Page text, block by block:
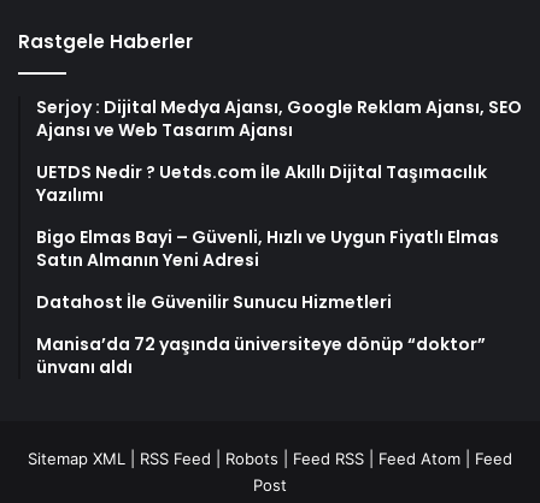
Rastgele Haberler
Serjoy : Dijital Medya Ajansı, Google Reklam Ajansı, SEO
Ajansı ve Web Tasarım Ajansı
UETDS Nedir ? Uetds.com İle Akıllı Dijital Taşımacılık
Yazılımı
Bigo Elmas Bayi – Güvenli, Hızlı ve Uygun Fiyatlı Elmas
Satın Almanın Yeni Adresi
Datahost İle Güvenilir Sunucu Hizmetleri
Manisa’da 72 yaşında üniversiteye dönüp “doktor”
ünvanı aldı
Sitemap XML RSS Feed Robots Feed RSS Feed Atom
Feed
Post